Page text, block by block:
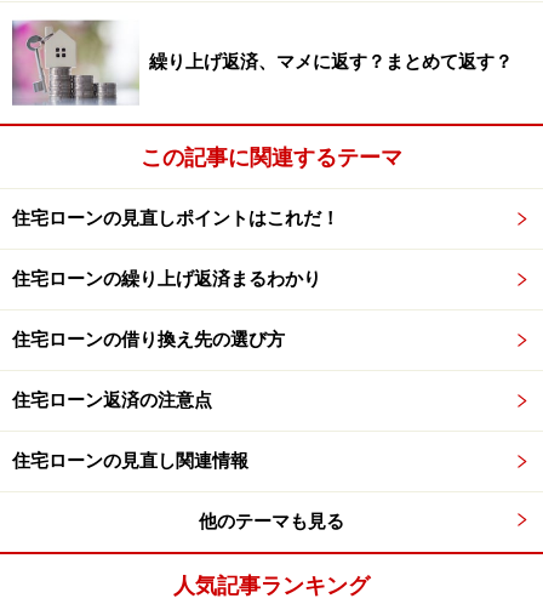
住宅ローンを早く完済するための繰り上げ
返済の種類は？
繰り上げ返済には大きくわけて「期間短縮型」と「返済
額軽減型」と呼ばれるものがあります。主な特徴は以下
期間短縮型 …… 毎月の返済額はそのままで、残りの
返済期間が短縮される
返済額軽減型 …… 毎月の返済額が少なくなり、残り
住宅ローンは早期に完済できるほど、利息の負担を圧縮
できます。期間短縮型の場合、負担する利息を減らした
い、住宅ローンを早期に完済したい人に向いています。
返済額軽減型の場合は子どもの教育費の負担が重くな
る、あるいは収入が不安定になって毎月の返済額を軽減
ぞれ特徴があるので現在の住宅ローンと家族を取り巻く
繰り上げ返済、マメに返す？まとめて返す？
この記事に関連するテーマ
住宅ローンの見直しポイントはこれだ！
住宅ローンの繰り上げ返済まるわかり
住宅ローンの借り換え先の選び方
住宅ローン返済の注意点
住宅ローンの見直し関連情報
他のテーマも見る
人気記事ランキング